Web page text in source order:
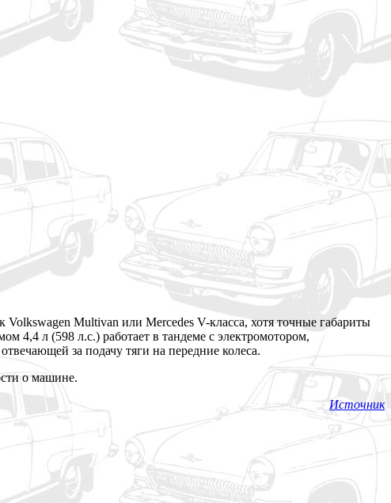
Multivan или Mercedes V-класса, хотя точные габариты
4,4 л (598 л.с.) работает в тандеме с электромотором,
за подачу тяги на передние колеса.
о машине.
Источник